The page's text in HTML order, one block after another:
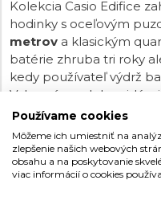
Kolekcia Casio Edifice
hodinky s oceľovým
metrov a klasickým
batérie zhruba tri roky
kedy používateľ výdrž
Vybrané modely
času aj digitálne
spôsobom rozširujú
niektorých modelov
pre ľahké nastavenie
cez mobilnú aplikáciu.
Používame cookies
Môžeme ich umiestniť na
zlepšenie našich webových
obsahu a na poskytovanie
viac informácií o cookies